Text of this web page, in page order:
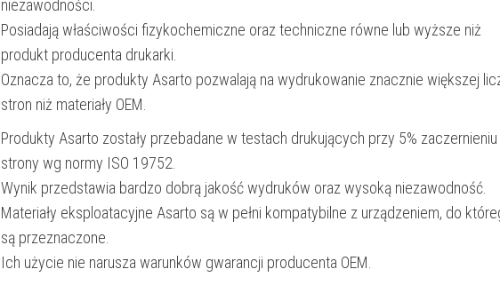
niezawodności.
Posiadają właściwości fizykochemiczne oraz techniczne równe lub wyższe niż
produkt producenta drukarki.
Oznacza to, że produkty Asarto pozwalają na wydrukowanie znacznie większej
stron niż materiały OEM.
Produkty Asarto zostały przebadane w testach drukujących przy 5% zaczernieniu
strony wg normy ISO 19752.
Wynik przedstawia bardzo dobrą jakość wydruków oraz wysoką niezawodność.
Materiały eksploatacyjne Asarto są w pełni kompatybilne z urządzeniem, do
są przeznaczone.
Ich użycie nie narusza warunków gwarancji producenta OEM.